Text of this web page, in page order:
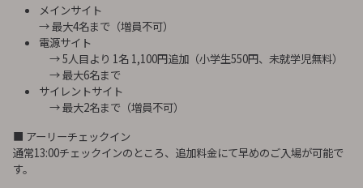
メインサイト
→ 最大4名まで（増員不可）
電源サイト
→ 5人目より 1名 1,100円追加（小学生550円、未就学児無料）
→ 最大6名まで
サイレントサイト
→ 最大2名まで（増員不可）
■ アーリーチェックイン
通常13:00チェックインのところ、追加料金にて早めのご入場が可能で
す。